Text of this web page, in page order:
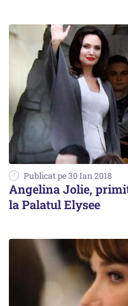
Publicat pe 30 Ian 2018
Angelina Jolie,
la Palatul Elysee